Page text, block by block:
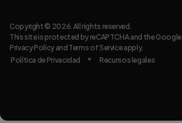
Copyright © 2026. All rights reserved.
This site is protected by reCAPTCHA and the Google
Privacy Policyand Terms of Serviceapply.
Política de Privacidad
Recursos legales